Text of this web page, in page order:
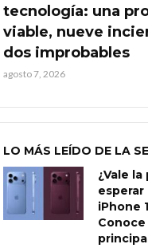
tecnología: una
viable, nueve
dos improbables
agosto 7, 2026
LO MÁS LEÍDO DE LA
¿Vale la
esperar
iPhone
Conoce